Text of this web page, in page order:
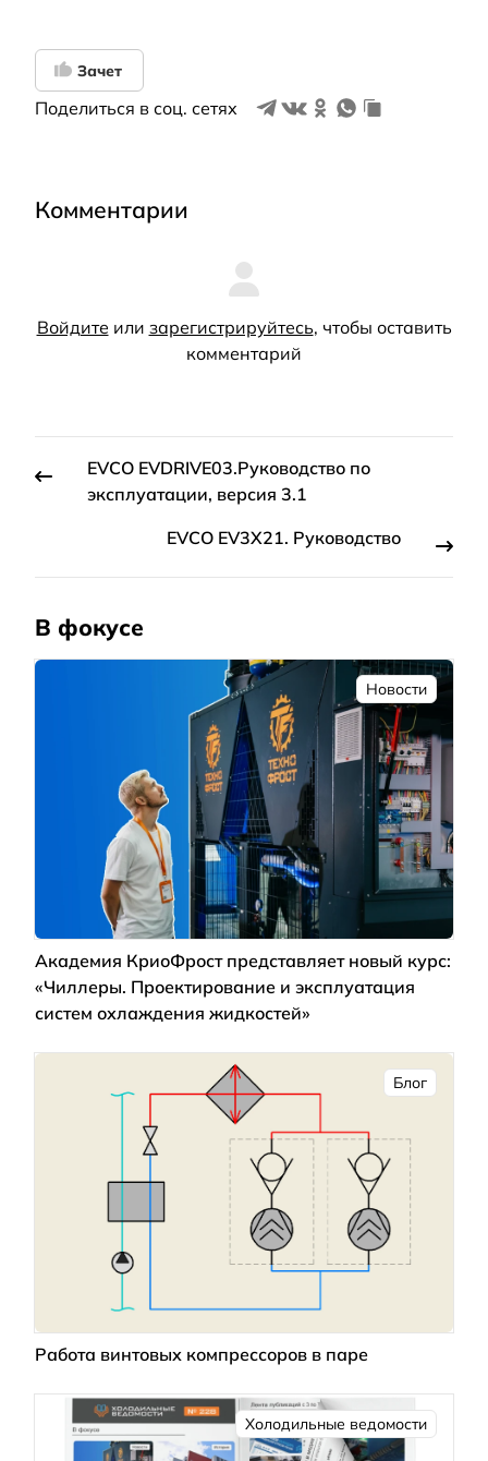
Зачет
Поделиться в соц. сетях
Комментарии
Войдите или зарегистрируйтесь, чтобы оставить
комментарий
EVCO EVDRIVE03.Руководство по
эксплуатации, версия 3.1
EVCO EV3X21. Руководство
В фокусе
Новости
Академия КриоФрост представляет новый курс:
«Чиллеры. Проектирование и эксплуатация
систем охлаждения жидкостей»
Блог
Работа винтовых компрессоров в паре
Холодильные ведомости